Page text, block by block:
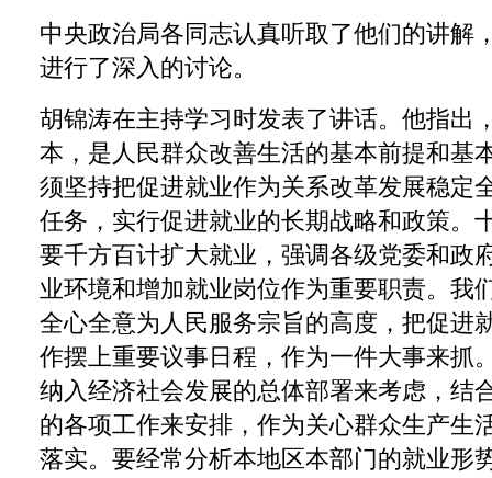
中央政治局各同志认真听取了他们的讲解
进行了深入的讨论。
胡锦涛在主持学习时发表了讲话。他指出
本，是人民群众改善生活的基本前提和基
须坚持把促进就业作为关系改革发展稳定
任务，实行促进就业的长期战略和政策。
要千方百计扩大就业，强调各级党委和政
业环境和增加就业岗位作为重要职责。我
全心全意为人民服务宗旨的高度，把促进
作摆上重要议事日程，作为一件大事来抓
纳入经济社会发展的总体部署来考虑，结
的各项工作来安排，作为关心群众生产生
落实。要经常分析本地区本部门的就业形